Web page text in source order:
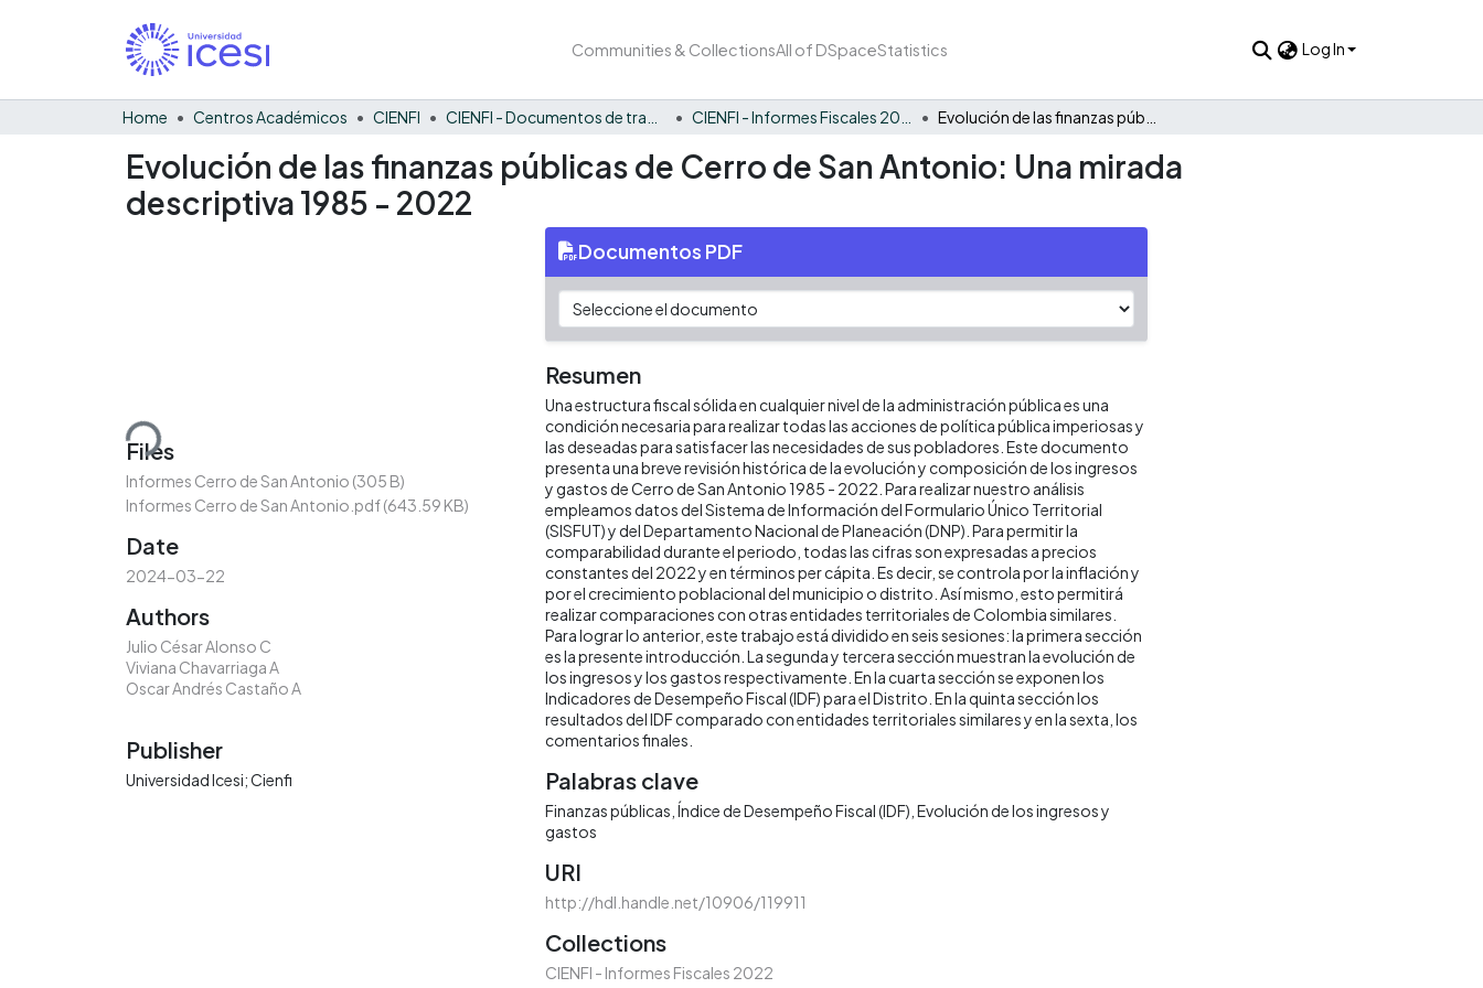
Communities & CollectionsAll of DSpaceStatistics Log In
Home Centros Académicos CIENFI
Evolución de las finanzas públicas de Cerro de San Antonio: Una mirada
descriptiva 1985 - 2022
Loading...
Files
Informes Cerro de San Antonio (305 B)
Informes Cerro de San Antonio.pdf(643.59 KB)
Date
2024-03-22
Authors
Julio César Alonso C
Viviana Chavarriaga A
Oscar Andrés Castaño A
Publisher
Universidad Icesi; Cienfi
Documentos PDF
Resumen
Una estructura fiscal sólida en cualquier nivel de la administración pública es una
condición necesaria para realizar todas las acciones de política pública imperiosas y
las deseadas para satisfacer las necesidades de sus pobladores. Este documento
presenta una breve revisión histórica de la evolución y composición de los ingresos
y gastos de Cerro de San Antonio 1985 - 2022. Para realizar nuestro análisis
empleamos datos del Sistema de Información del Formulario Único Territorial
(SISFUT) y del Departamento Nacional de Planeación (DNP). Para permitir la
comparabilidad durante el periodo, todas las cifras son expresadas a precios
constantes del 2022 y en términos per cápita. Es decir, se controla por la inflación y
por el crecimiento poblacional del municipio o distrito. Así mismo, esto permitirá
realizar comparaciones con otras entidades territoriales de Colombia similares.
Para lograr lo anterior, este trabajo está dividido en seis sesiones: la primera sección
es la presente introducción. La segunda y tercera sección muestran la evolución de
los ingresos y los gastos respectivamente. En la cuarta sección se exponen los
Indicadores de Desempeño Fiscal (IDF) para el Distrito. En la quinta sección los
resultados del IDF comparado con entidades territoriales similares y en la sexta, los
comentarios finales.
Palabras clave
Finanzas públicas Índice de Desempeño Fiscal (IDF) Evolución de los ingresos y
gastos
URI
http://hdl.handle.net/10906/119911
Collections
CIENFI - Informes Fiscales 2022